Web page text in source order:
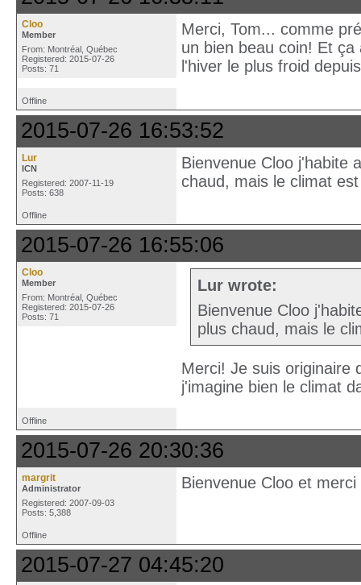
Cloo
Member
From: Montréal, Québec
Registered: 2015-07-26
Posts: 71
Merci, Tom... comme
un bien beau coin! Et
l'hiver le plus froid
Offline
2015-07-26 16:53:52
Lur
ICN
Registered: 2007-11-19
Posts: 638
Bienvenue Cloo j'habite
chaud, mais le climat
Offline
2015-07-26 16:55:06
Cloo
Member
From: Montréal, Québec
Registered: 2015-07-26
Posts: 71
Lur wrote:
Bienvenue Cloo
plus chaud, mais le
Merci! Je suis originaire
j'imagine bien le climat
Offline
2015-07-26 20:30:36
margrit
Administrator
Registered: 2007-09-03
Posts: 5,388
Bienvenue Cloo et
Offline
2015-07-27 04:45:20